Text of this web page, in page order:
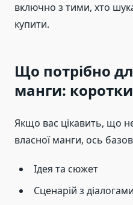
включно з тими, хто
купити.
Що потрібно
манги:
Якщо вас цікавить, що
власної манги, ось
Ідея та сюжет
Сценарій з діалогами